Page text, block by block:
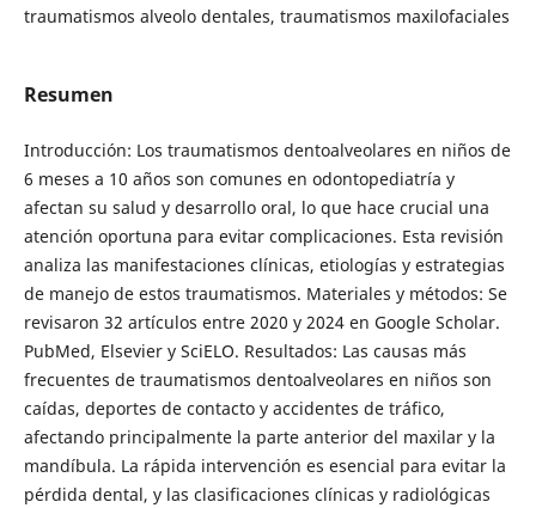
traumatismos alveolo dentales, traumatismos maxilofaciales
Resumen
Introducción: Los traumatismos dentoalveolares en niños de
6 meses a 10 años son comunes en odontopediatría y
afectan su salud y desarrollo oral, lo que hace crucial una
atención oportuna para evitar complicaciones. Esta revisión
analiza las manifestaciones clínicas, etiologías y estrategias
de manejo de estos traumatismos. Materiales y métodos: Se
revisaron 32 artículos entre 2020 y 2024 en Google Scholar.
PubMed, Elsevier y SciELO. Resultados: Las causas más
frecuentes de traumatismos dentoalveolares en niños son
caídas, deportes de contacto y accidentes de tráfico,
afectando principalmente la parte anterior del maxilar y la
mandíbula. La rápida intervención es esencial para evitar la
pérdida dental, y las clasificaciones clínicas y radiológicas